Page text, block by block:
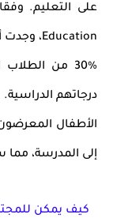
Education، وجدت أن:
30% من
درجاتهم الدراسية.
الأطفال
إلى المدرسة، مما
كيف يمكن